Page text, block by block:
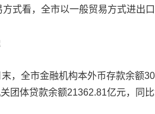
式看，全市以一般贸易方式进出
全市金融机构本外币存款余额
团体贷款余额21362.81亿元，同比